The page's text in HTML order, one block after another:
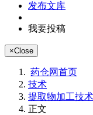
发布文库
我要投稿
×Close
药仓网首页
技术
提取物加工技术
正文